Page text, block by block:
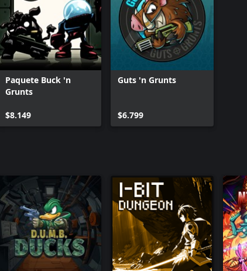
Paquete Buck 'n
Grunts
$8.149
Guts 'n Grunts
$6.799